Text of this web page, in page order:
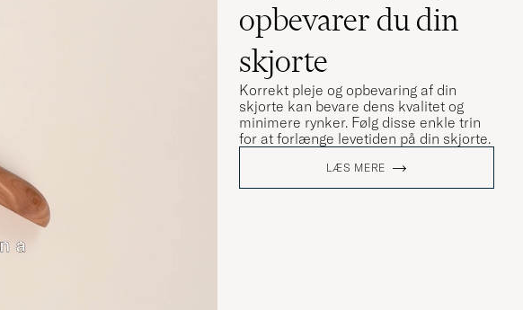
opbevarer du din
skjorte
Korrekt pleje og opbevaring af din
skjorte kan bevare dens kvalitet og
minimere rynker. Følg disse enkle trin
for at forlænge levetiden på din skjorte.
LÆS MERE